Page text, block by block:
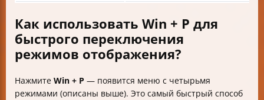
Как использовать Win + P для
быстрого переключения
режимов отображения?
Нажмите Win + P — появится меню с четырьмя
режимами (описаны выше). Это самый быстрый способ